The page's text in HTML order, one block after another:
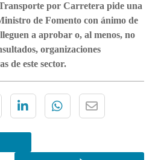
por Carretera pide una
de Fomento con ánimo de
a aprobar o, al menos, no
organizaciones
de este sector.